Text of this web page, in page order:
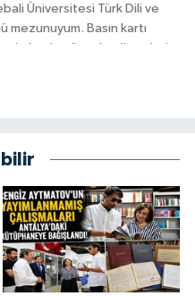
Üniversitesi Türk Dili ve
mezunuyum. Basın kartı
olarak, güncel gelişmeleri
bilgilerle buluşturmayı
anlayışımda etik
içeriklerle kamuoyuna